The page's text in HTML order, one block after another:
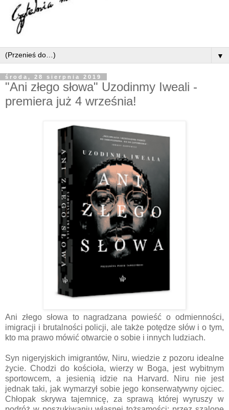
▼
środa, 28 sierpnia 2019
"Ani złego słowa" Uzodinmy Iweali -
premiera już 4 września!
Ani złego słowa to nagradzana powieść o odmienności,
imigracji i brutalności policji, ale także potędze słów i o tym,
kto ma prawo mówić otwarcie o sobie i innych ludziach.
Syn nigeryjskich imigrantów, Niru, wiedzie z pozoru idealne
życie. Chodzi do kościoła, wierzy w Boga, jest wybitnym
sportowcem, a jesienią idzie na Harvard. Niru nie jest
jednak taki, jak wymarzył sobie jego konserwatywny ojciec.
Chłopak skrywa tajemnicę, za sprawą której wyruszy w